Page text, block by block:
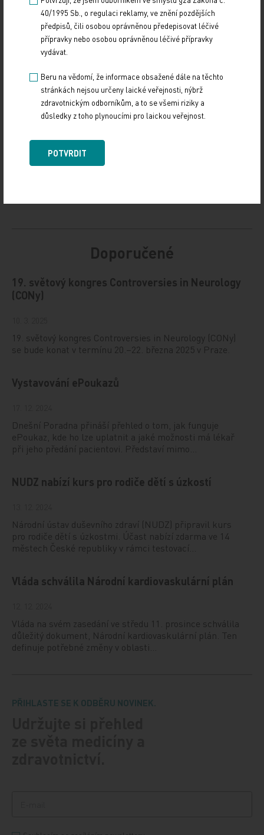
Zdroj: ČTK
POLITIKA
Sdílejte článek
Doporučené
19. světový kongres Controversies in Neurology
(CONy)
19. světový kongres Controversies in Neurology (CONy)
se bude konat v termínu 20.–22. března 2025 v Praze.
Vystavování ePoukazů
Dnešní Poradna přináší přehled o tom, jak funguje
ePoukaz, kde ho lze uplatnit a jaké možnosti má lékař
při jeho předání pacientovi. Představí mimo…
NUDZ nabízí kurs pro rodiče dětí s úzkostí
Národní ústav duševního zdraví (NUDZ) připravil kurs
pro rodiče dětí s úzkostmi. Účast nabízí zdarma ve 14
městech České republiky v rámci testovací…
Vláda schválila Národní kardiovaskulární plán
Vláda na svém zasedání ve středu 11. prosince schválila
důležitý dokument, Národní kardiovaskulární plán. Ten
definuje potřebné změny v oblasti…
PŘIHLASTE SE K ODBĚRU NOVINEK.
40/1995 Sb., o regulaci reklamy, ve znění pozdějších
předpisů, čili osobou oprávněnou předepisovat léčivé
přípravky nebo osobou oprávněnou léčivé přípravky
vydávat.
Beru na vědomí, že informace obsažené dále na těchto
stránkách nejsou určeny laické veřejnosti, nýbrž
zdravotnickým odborníkům, a to se všemi riziky a
důsledky z toho plynoucími pro laickou veřejnost.
POTVRDIT